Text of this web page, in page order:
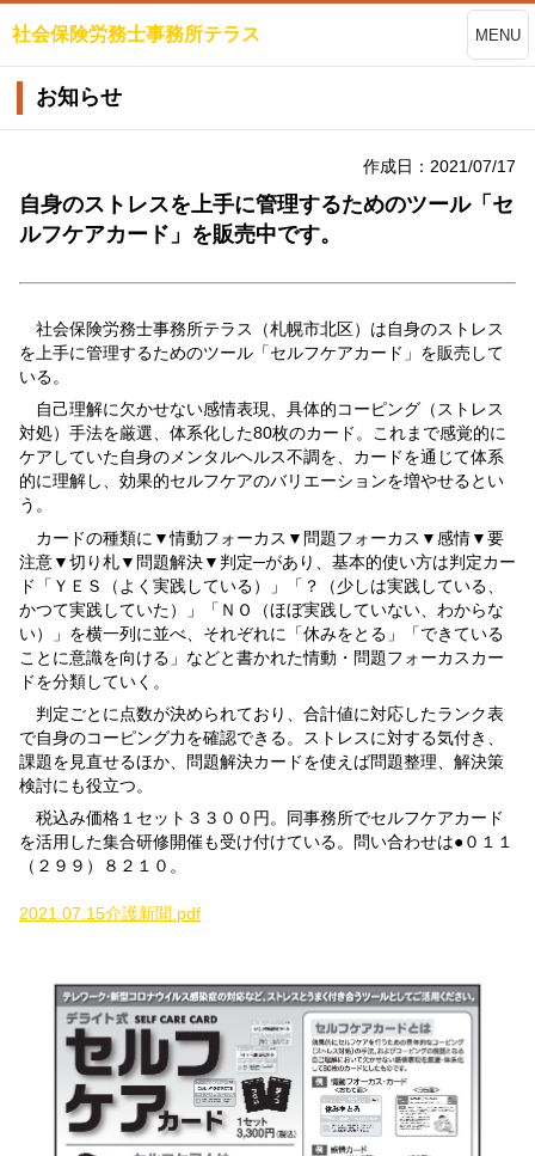
社会保険労務士事務所テラス MENU
お知らせ
作成日：2021/07/17
自身のストレスを上手に管理するためのツール「セ
ルフケアカード」を販売中です。
社会保険労務士事務所テラス（札幌市北区）は自身のストレス
を上手に管理するためのツール「セルフケアカード」を販売して
いる。
自己理解に欠かせない感情表現、具体的コーピング（ストレス
対処）手法を厳選、体系化した80枚のカード。これまで感覚的に
ケアしていた自身のメンタルヘルス不調を、カードを通じて体系
的に理解し、効果的セルフケアのバリエーションを増やせるとい
う。
カードの種類に▼情動フォーカス▼問題フォーカス▼感情▼要
注意▼切り札▼問題解決▼判定─があり、 基本的使い方は判定カー
ド「ＹＥＳ（よく実践している）」「？（少しは実践している、
かつて実践していた）」「ＮＯ（ほぼ実践していない、わからな
い）」を横一列に並べ、それぞれに「休みをとる」「できている
ことに意識を向ける」などと書かれた情動・問題フォーカスカー
ドを分類していく。
判定ごとに点数が決められており、合計値に対応したランク表
で自身のコーピング力を確認できる。ストレスに対する気付き、
課題を見直せるほか、問題解決カードを使えば問題整理、解決策
検討にも役立つ。
税込み価格１セット３３００円。同事務所でセルフケアカード
を活用した集合研修開催も受け付けている。問い合わせは●０１１
（２９９）８２１０。
2021.07.15介護新聞.pdf